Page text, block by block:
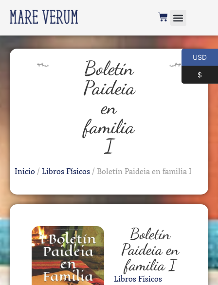
Boletín
Paideia
en
familia
I
Inicio / Libros Físicos / Boletín Paideia en familia I
Boletín
Paideia en
familia I
Libros Físicos
USD
$